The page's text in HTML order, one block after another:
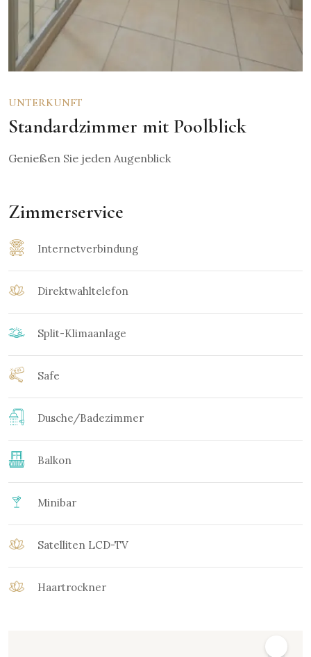
UNTERKUNFT
Standardzimmer mit Poolblick
Genießen Sie jeden Augenblick
Zimmerservice
Internetverbindung
Direktwahltelefon
Split-Klimaanlage
Safe
Dusche/Badezimmer
Balkon
Minibar
Satelliten LCD-TV
Haartrockner